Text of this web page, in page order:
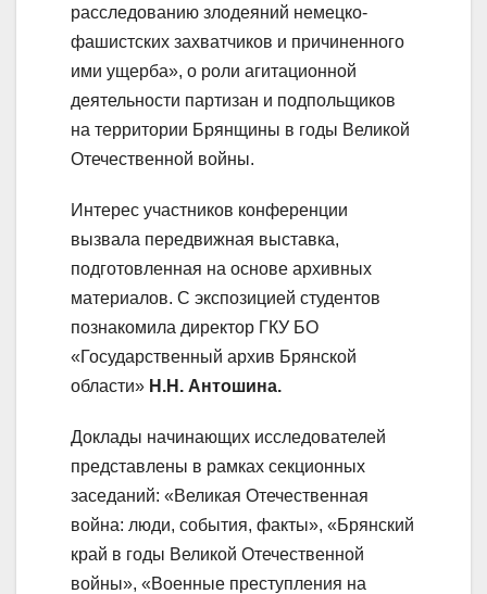
расследованию злодеяний немецко-
фашистских захватчиков и причиненного
ими ущерба», о роли агитационной
деятельности партизан и подпольщиков
на территории Брянщины в годы Великой
Отечественной войны.
Интерес участников конференции
вызвала передвижная выставка,
подготовленная на основе архивных
материалов. С экспозицией студентов
познакомила директор ГКУ БО
«Государственный архив Брянской
области» Н.Н. Антошина.
Доклады начинающих исследователей
представлены в рамках секционных
заседаний: «Великая Отечественная
война: люди, события, факты», «Брянский
край в годы Великой Отечественной
войны», «Военные преступления на